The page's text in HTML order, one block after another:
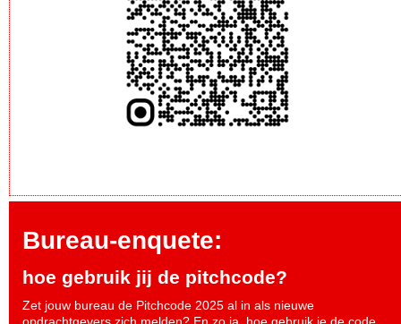
Bureau-enquete:
hoe gebruik jij de pitchcode?
Zet jouw bureau de Pitchcode 2025 al in als nieuwe
opdrachtgevers zich melden? En zo ja, hoe gebruik je de code